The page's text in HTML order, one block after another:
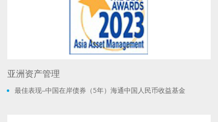
亚洲资产管理
最佳表现–中国在岸债券（5年）海通中国人民币收益基金